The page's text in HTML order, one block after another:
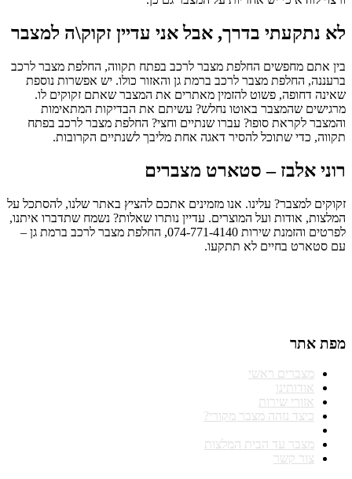
לא נתקעתי בדרך, אבל אני עדיין זקוק\ה למצבר
בין אתם מחפשים החלפת מצבר לרכב בפתח תקווה, החלפת מצבר לרכב
ברעננה, החלפת מצבר לרכב ברמת גן והאזור כולו. יש אפשרות נוספת
שאינה דחופה, פשוט להזמין מאתרים את המצבר שאתם זקוקים לו.
מרגישים שהמצבר באוטו נחלש? עשיתם את הבדיקות המתאימות
והמצבר לקראת סופו? עברו שנתיים וחצי? החלפת מצבר לרכב בפתח
תקווה, כדי שתוכל להסיר דאגה אחת מליבך לשנתיים הקרובות.
רוני אלבז – סטארט מצברים
זקוקים למצבר? עלינו. אנו מזמינים אתכם להציץ באתר שלנו, להסתכל על
המלצות, אודות ועל המוצרים. עדיין נותרו שאלות? נשמח שתדברו איתנו,
לפרטים והזמנת שירות 074-771-4140, החלפת מצבר לרכב ברמת גן –
עם סטארט בחיים לא תתקעו.
מפת אתר
מצברים ראשי
אודותינו
אזורי שירות
כיצד נזהה מצבר מקורי?
מצבר עד הבית המלצות
צור קשר